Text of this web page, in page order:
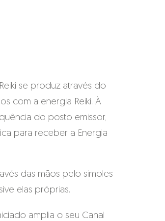
se produz através do
com a energia Reiki. À
do posto emissor,
para receber a Energia
das mãos pelo simples
elas próprias.
amplia o seu Canal